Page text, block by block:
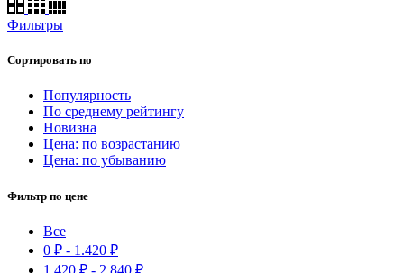
Фильтры
Сортировать по
Популярность
По среднему рейтингу
Новизна
Цена: по возрастанию
Цена: по убыванию
Фильтр по цене
Все
0 ₽ - 1.420 ₽
1.420 ₽ - 2.840 ₽